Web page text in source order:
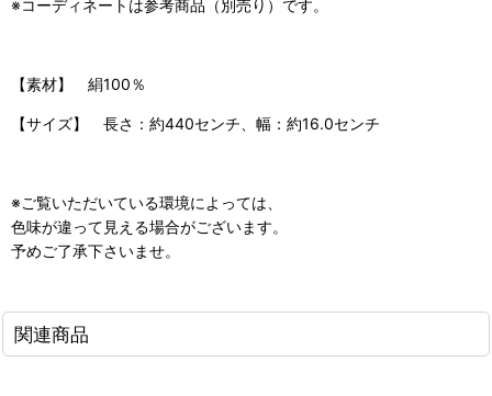
※コーディネートは参考商品（別売り）です。
【素材】 絹100％
【サイズ】 長さ：約440センチ、幅：約16.0センチ
※ご覧いただいている環境によっては、
色味が違って見える場合がございます。
予めご了承下さいませ。
関連商品